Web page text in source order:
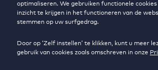
optimaliseren. We gebruiken functionele
inzicht te krijgen in het functioneren van de
stemmen op uw surfgedrag.
Door op ‘Zelf instellen’ te klikken, kunt u meer
gebruik van cookies zoals omschreven in onze
Huren op maat